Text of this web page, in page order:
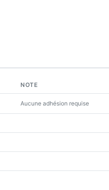
NOTE
Aucune adhésion requise